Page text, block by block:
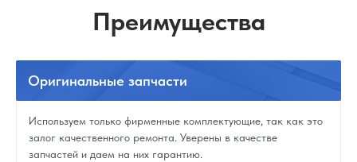
Преимущества
Оригинальные запчасти
Используем только фирменные комплектующие, так как это
залог качественного ремонта. Уверены в качестве
запчастей и даем на них гарантию.